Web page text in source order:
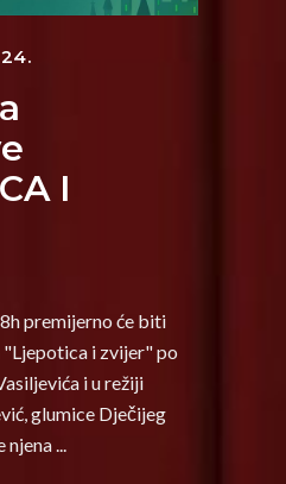
I
premijerno će biti
"Ljepotica i zvijer" po
i u režiji
glumice Dječijeg
njena